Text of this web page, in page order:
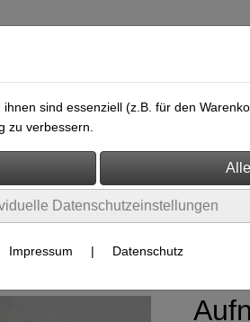
sind essenziell (z.B. für den
zu verbessern.
Datenschutzeinstellungen
Impressum | Datenschutz